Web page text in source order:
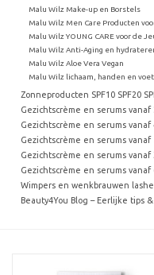
Malu Wilz Make-up en Borstels
Malu Wilz Men Care Producten
Malu Wilz YOUNG CARE voor de
Malu Wilz Anti-Aging en
Malu Wilz Aloe Vera Vegan
Malu Wilz lichaam, handen en
Zonneproducten SPF10 SPF20
Gezichtscrème en serums vanaf
Gezichtscrème en serums vanaf
Gezichtscrème en serums vanaf
Gezichtscrème en serums vanaf
Gezichtscrème en serums vanaf
Wimpers en wenkbrauwen
Beauty4You Blog – Eerlijke tips